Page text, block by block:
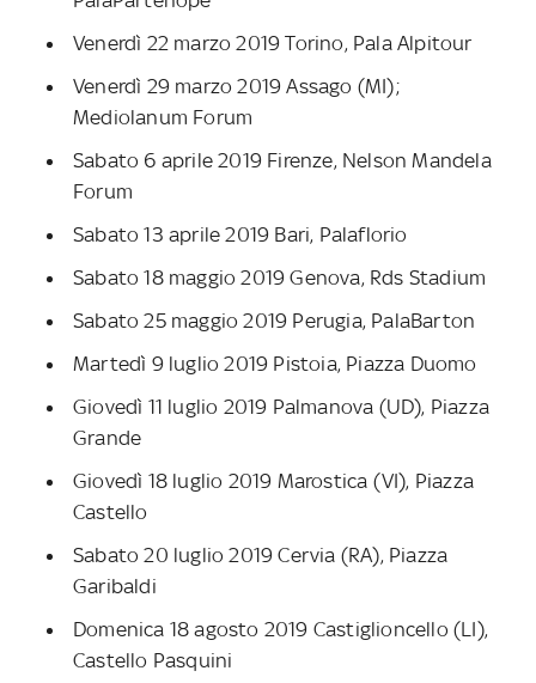
Venerdì 22 marzo 2019 Torino, Pala Alpitour
Venerdì 29 marzo 2019 Assago (MI);
Mediolanum Forum
Sabato 6 aprile 2019 Firenze, Nelson Mandela
Forum
Sabato 13 aprile 2019 Bari, Palaflorio
Sabato 18 maggio 2019 Genova, Rds Stadium
Sabato 25 maggio 2019 Perugia, PalaBarton
Martedì 9 luglio 2019 Pistoia, Piazza Duomo
Giovedì 11 luglio 2019 Palmanova (UD), Piazza
Grande
Giovedì 18 luglio 2019 Marostica (VI), Piazza
Castello
Sabato 20 luglio 2019 Cervia (RA), Piazza
Garibaldi
Domenica 18 agosto 2019 Castiglioncello (LI),
Castello Pasquini